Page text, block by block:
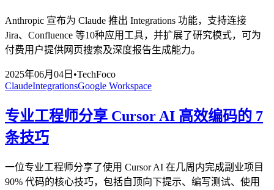
Anthropic 宣布为 Claude 推出 Integrations 功能，支持连接
Jira、Confluence 等10种应用工具，并扩展了研究模式，可为
付费用户提供网页搜索及深度报告生成能力。
2025年06月04日 •TechFoco
ClaudeIntegrationsGoogle Workspace
专业工程师分享 Cursor AI 高效编码的 7
条技巧
一位专业工程师分享了使用 Cursor AI 在几周内完成副业项目
90% 代码的核心技巧，包括自顶向下提示、编写测试、使用